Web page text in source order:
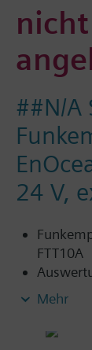
##N/A
24 V,
FTT10A
Mehr